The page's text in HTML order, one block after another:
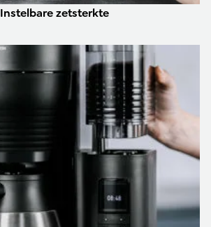
Instelbare zetsterkte